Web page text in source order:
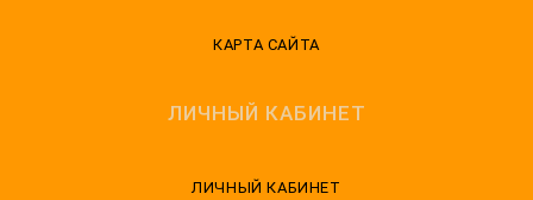
КАРТА САЙТА
ЛИЧНЫЙ КАБИНЕТ
ЛИЧНЫЙ КАБИНЕТ